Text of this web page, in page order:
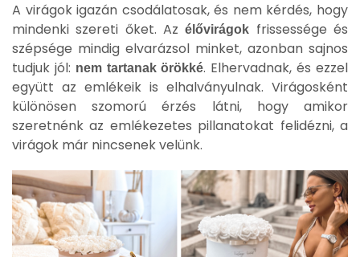
A virágok igazán csodálatosak, és nem kérdés, hogy
mindenki szereti őket. Azélővirágok frissessége és
szépsége mindig elvarázsol minket, azonban sajnos
tudjuk jól: nem tartanak örökké. Elhervadnak, és ezzel
együtt az emlékeik is elhalványulnak. Virágosként
különösen szomorú érzés látni, hogy amikor
szeretnénk az emlékezetes pillanatokat felidézni, a
virágok már nincsenek velünk.